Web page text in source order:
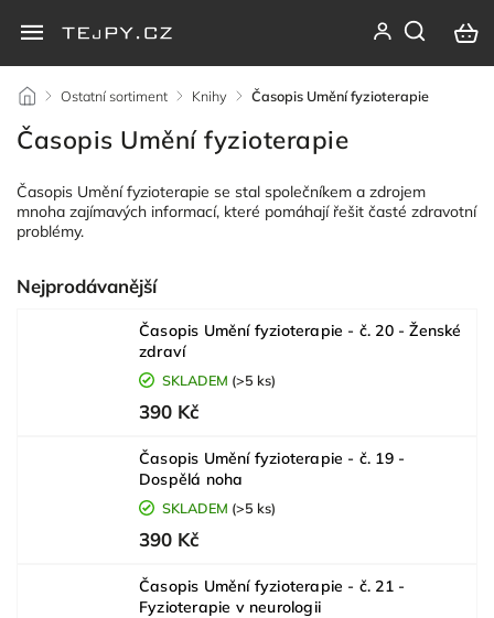
/ Ostatní sortiment / Knihy / Časopis Umění fyzioterapie
Časopis Umění fyzioterapie
Časopis Umění fyzioterapie se stal společníkem a zdrojem
mnoha zajímavých informací, které pomáhají řešit časté zdravotní
problémy.
Nejprodávanější
Časopis Umění fyzioterapie - č. 20 - Ženské
zdraví
SKLADEM (>5 ks)
390 Kč
Časopis Umění fyzioterapie - č. 19 -
Dospělá noha
SKLADEM (>5 ks)
390 Kč
Časopis Umění fyzioterapie - č. 21 -
Fyzioterapie v neurologii